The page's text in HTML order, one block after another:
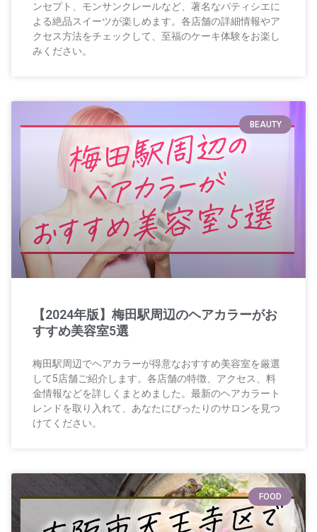
ンセプト、モンサンクレールなど、著名なパティシエに
よる絶品スイーツが楽しめます。各店舗の詳細情報やア
クセス方法をチェックして、至福のケーキ体験をお楽し
みください。
BEAUTY
【2024年版】梅田駅周辺のヘアカラーがお
すすめ美容室5選
梅田駅周辺でヘアカラーが得意なおすすめ美容室を厳選
して5店舗ご紹介します。各店舗の特徴、アクセス、料
金情報などを詳しくまとめました。最新のヘアカラート
レンドを取り入れて、あなたにぴったりのサロンを見つ
けてください。
FOOD